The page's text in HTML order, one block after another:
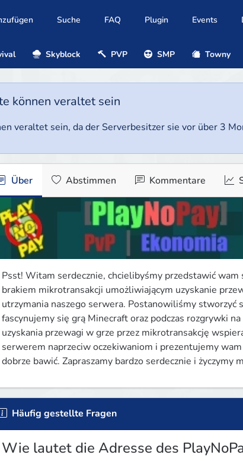
Suche FAQ Plugin Events
Skyblock PVP SMP Towny
können veraltet sein
veraltet sein, da der Serverbesitzer sie vor über 3
Über Abstimmen Kommentare
Psst! Witam serdecznie, chcielibyśmy przedstawić
brakiem mikrotransakcji umożliwiającym uzyskanie
utrzymania naszego serwera. Postanowiliśmy stworzyć
fascynujemy się grą Minecraft oraz podczas rozgrywki
uzyskania przewagi w grze przez mikrotransakcję
serwerem naprzeciw oczekiwaniom i prezentujemy
dobrze bawić. Zapraszamy bardzo serdecznie i życzymy
Häufig gestellte Fragen
Wie lautet die Adresse des